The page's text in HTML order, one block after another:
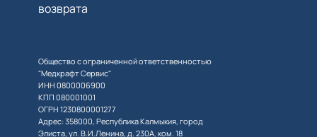
возврата
Общество с ограниченной ответственностью
"Медкрафт Сервис"
ИНН 0800006900
КПП 080001001
ОГРН 1230800001277
Адрес: 358000, Республика Калмыкия, город
Элиста, ул. В.И.Ленина, д. 230А, ком. 18